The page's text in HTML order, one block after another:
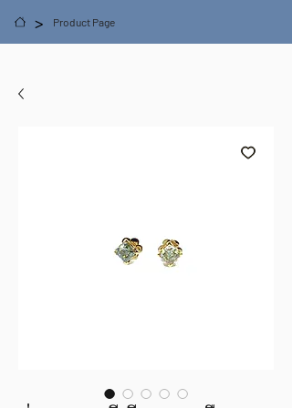
> Product Page